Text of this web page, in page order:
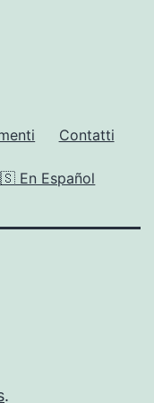
Contatti
En Español
.